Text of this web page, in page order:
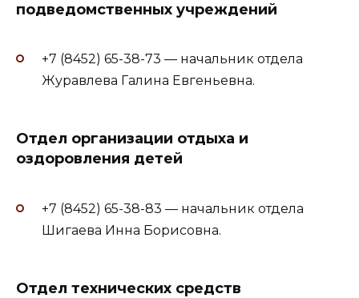
подведомственных учреждений
+7 (8452) 65-38-73 — начальник отдела
Журавлева Галина Евгеньевна.
Отдел организации отдыха и
оздоровления детей
+7 (8452) 65-38-83 — начальник отдела
Шигаева Инна Борисовна.
Отдел технических средств